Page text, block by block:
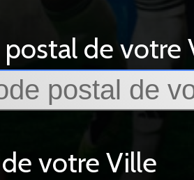
postal de votre
votre Ville